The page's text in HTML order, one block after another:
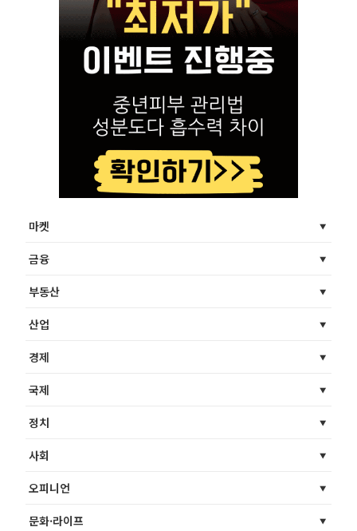
마켓
금융
부동산
산업
경제
국제
정치
사회
오피니언
문화·라이프